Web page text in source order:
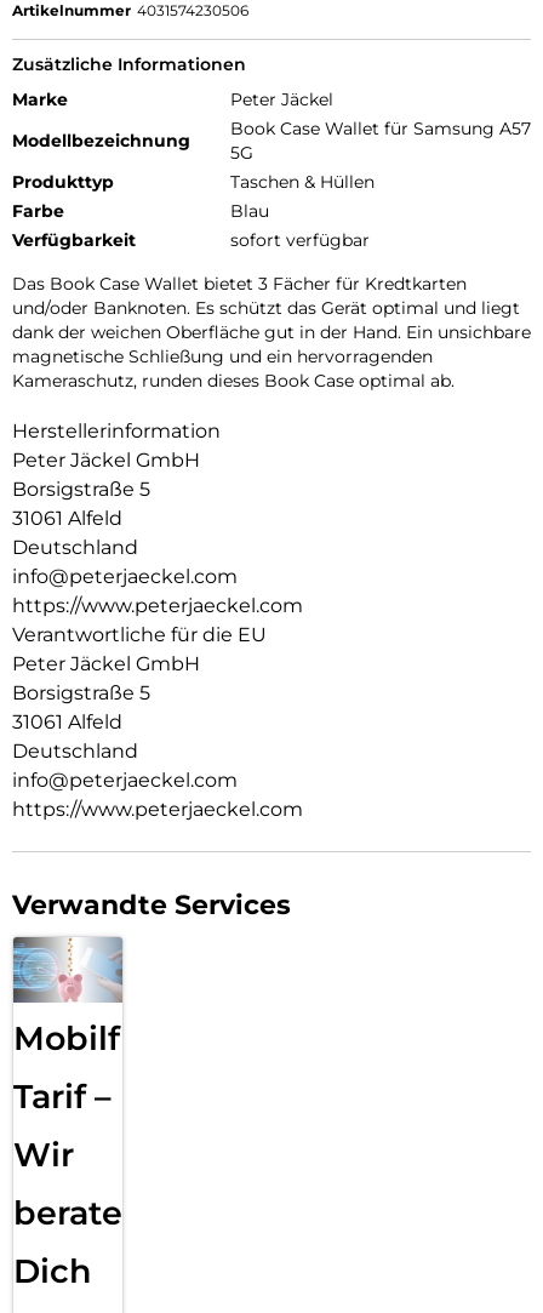
Artikelnummer 4031574230506
Zusätzliche Informationen
Marke
Peter Jäckel
Modellbezeichnung
Book Case Wallet für Samsung A57
5G
Produkttyp
Taschen & Hüllen
Farbe
Blau
Verfügbarkeit
sofort verfügbar
Das Book Case Wallet bietet 3 Fächer für Kredtkarten
und/oder Banknoten. Es schützt das Gerät optimal und liegt
dank der weichen Oberfläche gut in der Hand. Ein unsichbare
magnetische Schließung und ein hervorragenden
Kameraschutz, runden dieses Book Case optimal ab.
Herstellerinformation
Peter Jäckel GmbH
Borsigstraße 5
31061 Alfeld
Deutschland
info@peterjaeckel.com
https://www.peterjaeckel.com
Verantwortliche für die EU
Peter Jäckel GmbH
Borsigstraße 5
31061 Alfeld
Deutschland
info@peterjaeckel.com
https://www.peterjaeckel.com
Verwandte Services
Mobilfunk
Tarif –
Wir
beraten
Dich